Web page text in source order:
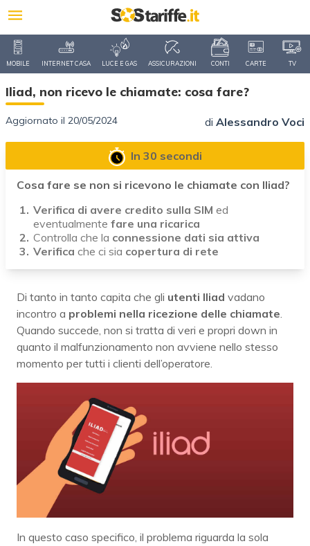
MOBILE INTERNET CASA LUCE E GAS ASSICURAZIONI CONTI CARTE TV
Iliad, non ricevo le chiamate: cosa fare?
Aggiornato il 20/05/2024 di Alessandro Voci
In 30 secondi
Cosa fare se non si ricevono le chiamate con Iliad?
Verifica di avere credito sulla SIM ed
eventualmente fare una ricarica
Controlla che la connessione dati sia attiva
Verifica che ci sia copertura di rete
Di tanto in tanto capita che gli utenti Iliad vadano
incontro a problemi nella ricezione delle chiamate.
Quando succede, non si tratta di veri e propri down in
quanto il malfunzionamento non avviene nello stesso
momento per tutti i clienti dell’operatore.
In questo caso specifico, il problema riguarda la sola